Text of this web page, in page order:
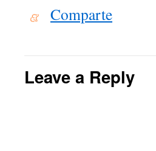
Comparte
Leave a Reply